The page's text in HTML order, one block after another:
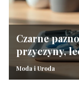
Czarne
przyczyny,
Moda i Uroda